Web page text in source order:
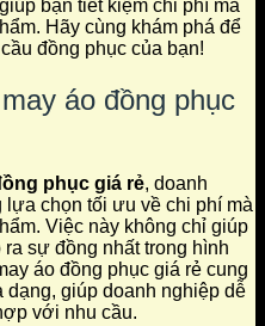
bạn tiết kiệm chi phí mà
Hãy cùng khám phá để
đồng phục của bạn!
áo đồng phục
phục giá rẻ, doanh
chọn tối ưu về chi phí mà
Việc này không chỉ giúp
sự đồng nhất trong hình
áo đồng phục giá rẻ cung
dạng, giúp doanh nghiệp dễ
với nhu cầu.